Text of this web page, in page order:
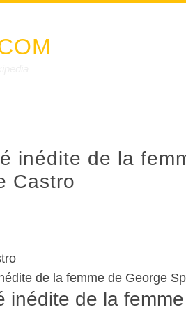
inédite de la
Castro
de la femme de George
inédite de la